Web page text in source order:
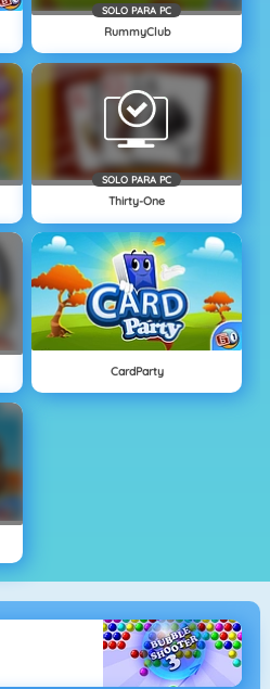
SOLO PARA PC
RummyClub
SOLO PARA PC
Thirty-One
CardParty